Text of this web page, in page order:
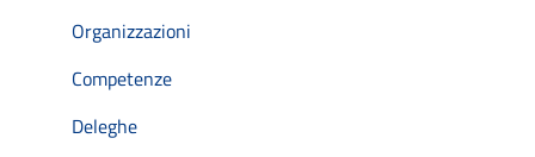
Organizzazioni
Competenze
Deleghe